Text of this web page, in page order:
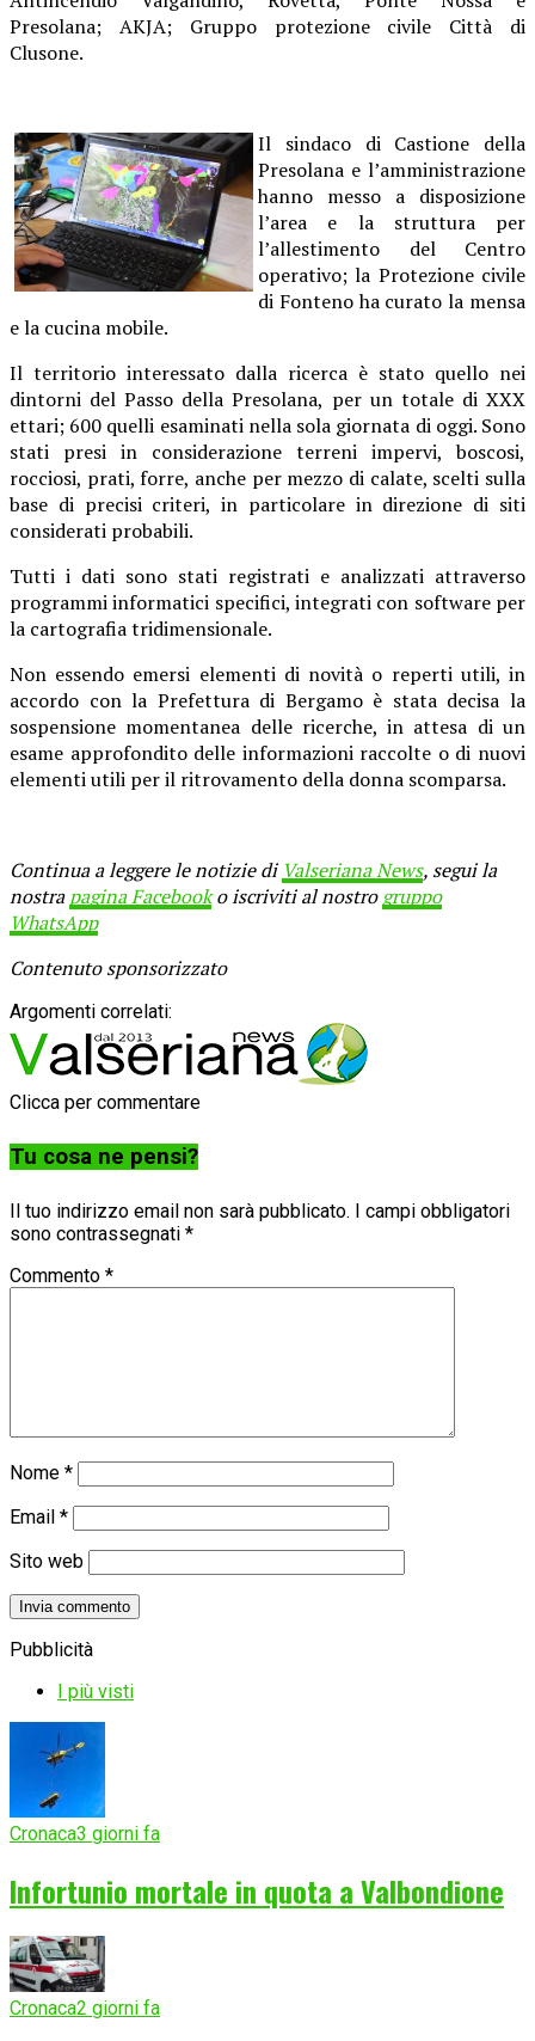
Presolana; AKJA; Gruppo protezione civile Città di
Clusone.
Il sindaco di Castione della
Presolana e l’amministrazione
hanno messo a disposizione
l’area e la struttura per
l’allestimento del Centro
operativo; la Protezione civile
di Fonteno ha curato la mensa
e la cucina mobile.
Il territorio interessato dalla ricerca è stato quello nei
dintorni del Passo della Presolana, per un totale di XXX
ettari; 600 quelli esaminati nella sola giornata di oggi. Sono
stati presi in considerazione terreni impervi, boscosi,
rocciosi, prati, forre, anche per mezzo di calate, scelti sulla
base di precisi criteri, in particolare in direzione di siti
considerati probabili.
Tutti i dati sono stati registrati e analizzati attraverso
programmi informatici specifici, integrati con software per
la cartografia tridimensionale.
Non essendo emersi elementi di novità o reperti utili, in
accordo con la Prefettura di Bergamo è stata decisa la
sospensione momentanea delle ricerche, in attesa di un
esame approfondito delle informazioni raccolte o di nuovi
elementi utili per il ritrovamento della donna scomparsa.
Continua a leggere le notizie di Valseriana News, segui la
nostrapagina Facebooko iscriviti al nostrogruppo
WhatsApp
Contenuto sponsorizzato
Argomenti correlati:
Clicca per commentare
Tu cosa ne pensi?
Il tuo indirizzo email non sarà pubblicato. I campi obbligatori
sono contrassegnati *
Commento *
Nome *
Email *
Sito web
Pubblicità
I più visti
Cronaca3 giorni fa
Infortunio mortale in quota a Valbondione
Cronaca2 giorni fa